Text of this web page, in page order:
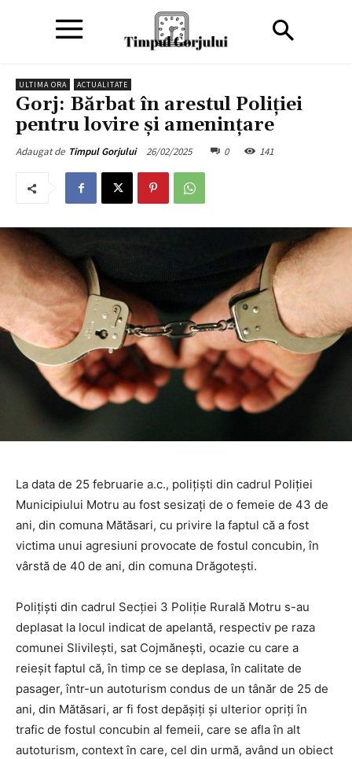
ULTIMA ORA ACTUALITATE
Gorj: Bărbat în arestul Poliției
pentru lovire și amenințare
Adaugat de Timpul Gorjului 26/02/2025 0 141
La data de 25 februarie a.c., polițiști din cadrul Poliției
Municipiului Motru au fost sesizați de o femeie de 43 de
ani, din comuna Mătăsari, cu privire la faptul că a fost
victima unui agresiuni provocate de fostul concubin, în
vârstă de 40 de ani, din comuna Drăgotești.
Polițiști din cadrul Secției 3 Poliție Rurală Motru s-au
deplasat la locul indicat de apelantă, respectiv pe raza
comunei Slivilești, sat Cojmănești, ocazie cu care a
reieșit faptul că, în timp ce se deplasa, în calitate de
pasager, într-un autoturism condus de un tânăr de 25 de
ani, din Mătăsari, ar fi fost depășiți și ulterior opriți în
trafic de fostul concubin al femeii, care se afla în alt
autoturism, context în care, cel din urmă, având un obiect